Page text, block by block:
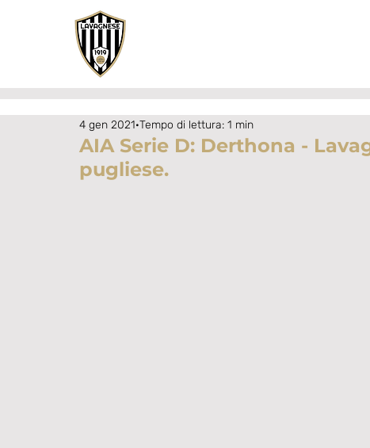
AIA Serie D: Derthona -
pugliese.
4 gen 2021 Tempo di lettura: 1 min